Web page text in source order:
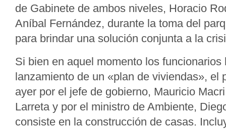
de Gabinete de ambos niveles, Horacio
Aníbal Fernández, durante la toma del
para brindar una solución conjunta a la
Si bien en aquel momento los
lanzamiento de un «plan de viviendas», el
ayer por el jefe de gobierno, Mauricio
Larreta y por el ministro de Ambiente,
consiste en la construcción de casas.